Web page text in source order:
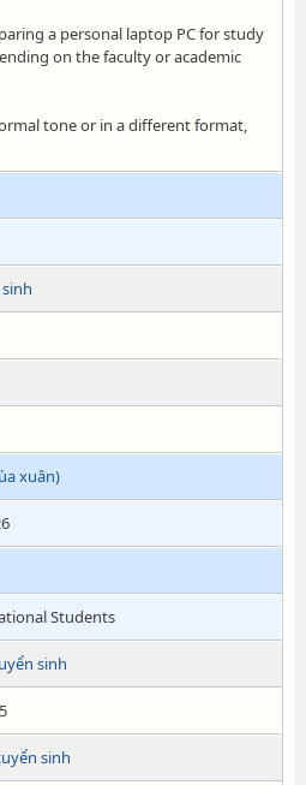
a personal laptop PC for study
on the faculty or academic
tone or in a different format,
xuân)
Students
sinh
sinh